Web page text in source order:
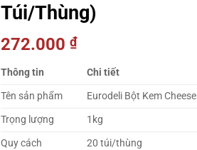
Túi/Thùng)
272.000₫
Thông tin
Chi tiết
Tên sản phẩm
Eurodeli Bột Kem Cheese
Trọng lượng
1kg
Quy cách
20 túi/thùng